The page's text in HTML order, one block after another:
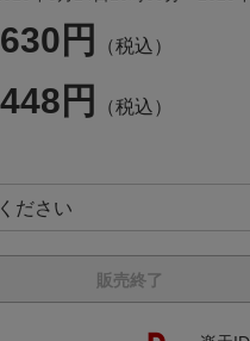
円 （税込）
円 （税込）
販売終了